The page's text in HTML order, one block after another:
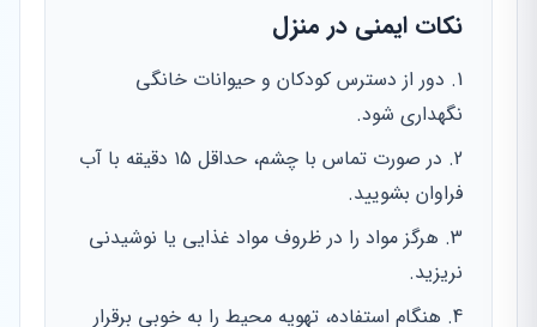
نکات ایمنی در منزل
دور از دسترس کودکان و حیوانات خانگی
نگهداری شود.
در صورت تماس با چشم، حداقل ۱۵ دقیقه با آب
فراوان بشویید.
هرگز مواد را در ظروف مواد غذایی یا نوشیدنی
نریزید.
هنگام استفاده، تهویه محیط را به خوبی برقرار